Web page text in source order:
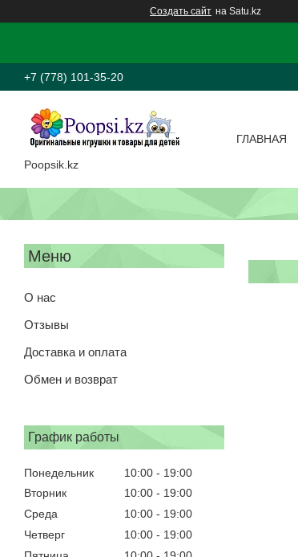
Создать сайт на Satu.kz
+7 (778) 101-35-20
Poopsik.kz
ГЛАВНАЯ
О нас
Отзывы
Доставка и оплата
Обмен и возврат
График работы
Понедельник 10:00
19:00
Вторник
10:00
19:00
Среда
10:00
19:00
Четверг
10:00
19:00